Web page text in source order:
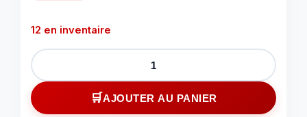
12 en inventaire
quantité
de
Ensemble
de
AJOUTER AU PANIER